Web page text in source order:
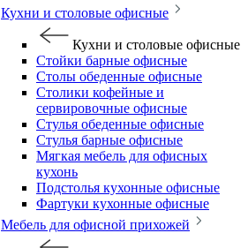
Кухни и столовые офисные
Кухни и столовые офисные
Стойки барные офисные
Столы обеденные офисные
Столики кофейные и
сервировочные офисные
Стулья обеденные офисные
Стулья барные офисные
Мягкая мебель для офисных
кухонь
Подстолья кухонные офисные
Фартуки кухонные офисные
Мебель для офисной прихожей